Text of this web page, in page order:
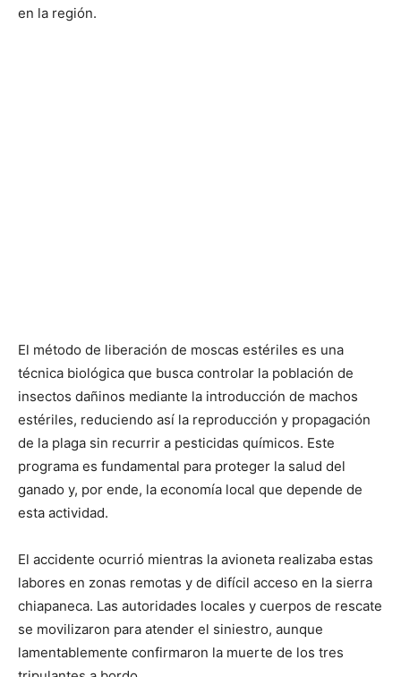
en la región.
El método de liberación de moscas estériles es una
técnica biológica que busca controlar la población de
insectos dañinos mediante la introducción de machos
estériles, reduciendo así la reproducción y propagación
de la plaga sin recurrir a pesticidas químicos. Este
programa es fundamental para proteger la salud del
ganado y, por ende, la economía local que depende de
esta actividad.
El accidente ocurrió mientras la avioneta realizaba estas
labores en zonas remotas y de difícil acceso en la sierra
chiapaneca. Las autoridades locales y cuerpos de rescate
se movilizaron para atender el siniestro, aunque
lamentablemente confirmaron la muerte de los tres